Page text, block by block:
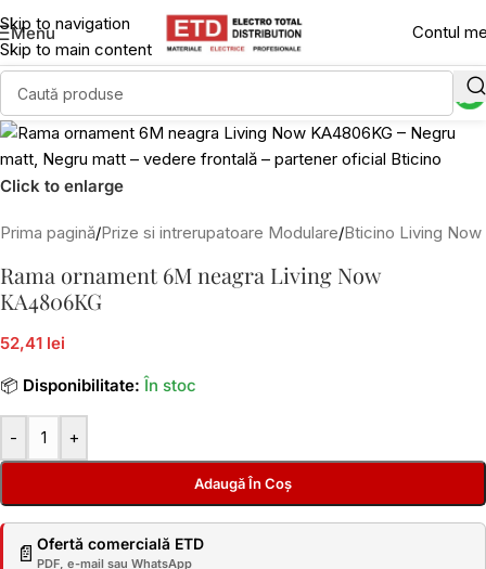
Skip to navigation
Skip to main content
Menu Contul
Click to enlarge
Prima pagină/Prize si intrerupatoare Modulare/Bticino Living Now
Rama ornament 6M neagra Living Now
KA4806KG
52,41 lei
📦 Disponibilitate: În stoc
- +
Adaugă În Coș
📄 Ofertă comercială ETD
PDF, e-mail sau WhatsApp